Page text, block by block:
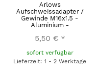
Arlows
Aufschweissadapter /
Gewinde M16x1.5 -
Aluminium -
5,50 € *
sofort verfügbar
Lieferzeit: 1 - 2 Werktage